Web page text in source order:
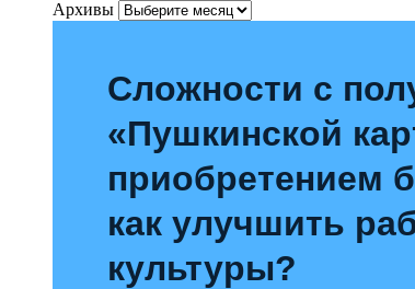
Архивы
Сложности с
«Пушкинской
приобретением
как улучшить
культуры?